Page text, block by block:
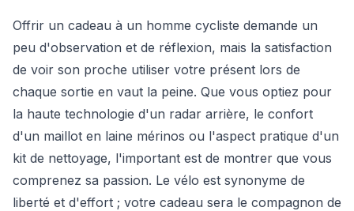
Offrir un cadeau à un homme cycliste demande un
peu d'observation et de réflexion, mais la satisfaction
de voir son proche utiliser votre présent lors de
chaque sortie en vaut la peine. Que vous optiez pour
la haute technologie d'un radar arrière, le confort
d'un maillot en laine mérinos ou l'aspect pratique d'un
kit de nettoyage, l'important est de montrer que vous
comprenez sa passion. Le vélo est synonyme de
liberté et d'effort ; votre cadeau sera le compagnon de